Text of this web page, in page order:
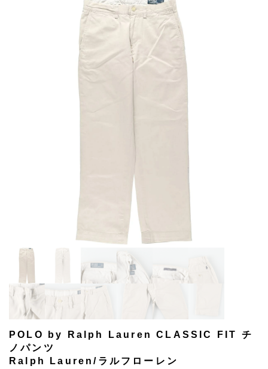
POLO by Ralph Lauren CLASSIC FIT チ
ノパンツ
Ralph Lauren/ラルフローレン